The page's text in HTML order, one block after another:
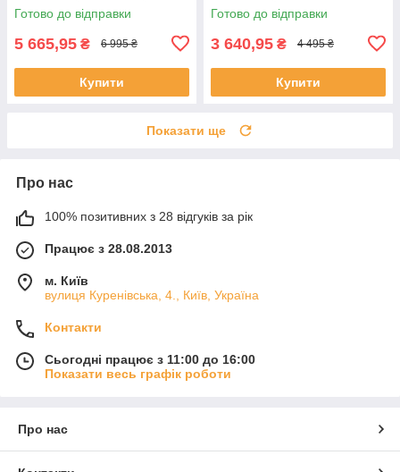
Готово до відправки
5 665,95 ₴ 6 995 ₴
Купити
Готово до відправки
3 640,95 ₴ 4 495 ₴
Купити
Показати ще
Про нас
100% позитивних з 28 відгуків за рік
Працює з 28.08.2013
м. Київ
вулиця Куренівська, 4., Київ, Україна
Контакти
Сьогодні працює з 11:00 до 16:00
Показати весь графік роботи
Про нас